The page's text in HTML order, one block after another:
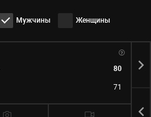
Мужчины Женщины
80
71